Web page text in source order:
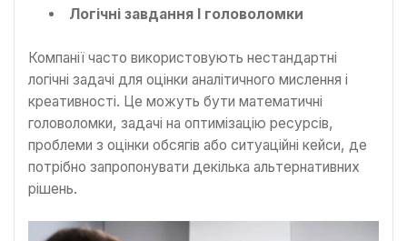
Логічні завдання І головоломки
Компанії часто використовують нестандартні
логічні задачі для оцінки аналітичного мислення і
креативності. Це можуть бути математичні
головоломки, задачі на оптимізацію ресурсів,
проблеми з оцінки обсягів або ситуаційні кейси, де
потрібно запропонувати декілька альтернативних
рішень.